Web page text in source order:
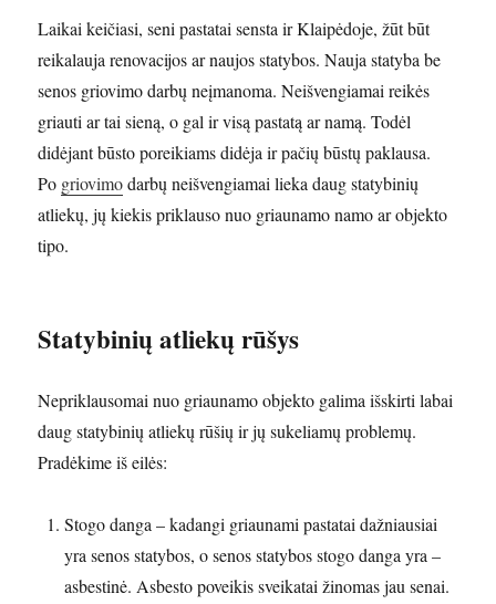
Laikai keičiasi, seni pastatai sensta ir Klaipėdoje, žūt būt
reikalauja renovacijos ar naujos statybos. Nauja statyba be
senos griovimo darbų neįmanoma. Neišvengiamai reikės
griauti ar tai sieną, o gal ir visą pastatą ar namą. Todėl
didėjant būsto poreikiams didėja ir pačių būstų paklausa.
Po griovimodarbų neišvengiamai lieka daug statybinių
atliekų, jų kiekis priklauso nuo griaunamo namo ar objekto
tipo.
Statybinių atliekų rūšys
Nepriklausomai nuo griaunamo objekto galima išskirti labai
daug statybinių atliekų rūšių ir jų sukeliamų problemų.
Pradėkime iš eilės:
Stogo danga – kadangi griaunami pastatai dažniausiai
yra senos statybos, o senos statybos stogo danga yra –
asbestinė. Asbesto poveikis sveikatai žinomas jau senai.